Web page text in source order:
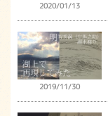
2020/01/13
2019/11/30